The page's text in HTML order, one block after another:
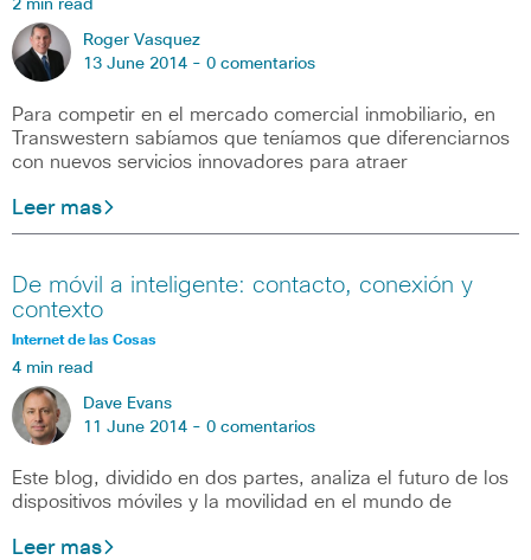
2 min read
Roger Vasquez
13 June 2014 - 0 comentarios
Para competir en el mercado comercial inmobiliario, en
Transwestern sabíamos que teníamos que diferenciarnos
con nuevos servicios innovadores para atraer
Leer mas
De móvil a inteligente: contacto, conexión y
contexto
Internet de las Cosas
4 min read
Dave Evans
11 June 2014 - 0 comentarios
Este blog, dividido en dos partes, analiza el futuro de los
dispositivos móviles y la movilidad en el mundo de
Leer mas